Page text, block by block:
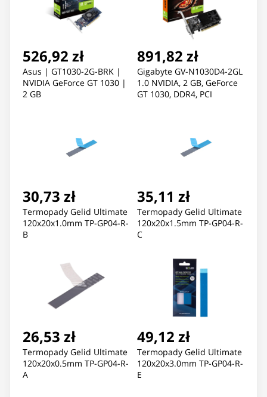
526,92 zł
Asus | GT1030-2G-BRK |
NVIDIA GeForce GT 1030 |
2 GB
891,82 zł
Gigabyte GV-N1030D4-2GL
1.0 NVIDIA, 2 GB, GeForce
GT 1030, DDR4, PCI
30,73 zł
Termopady Gelid Ultimate
120x20x1.0mm TP-GP04-R-
B
35,11 zł
Termopady Gelid Ultimate
120x20x1.5mm TP-GP04-R-
C
26,53 zł
Termopady Gelid Ultimate
120x20x0.5mm TP-GP04-R-
A
49,12 zł
Termopady Gelid Ultimate
120x20x3.0mm TP-GP04-R-
E